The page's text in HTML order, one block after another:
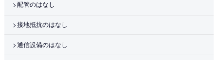
配管のはなし
接地抵抗のはなし
通信設備のはなし